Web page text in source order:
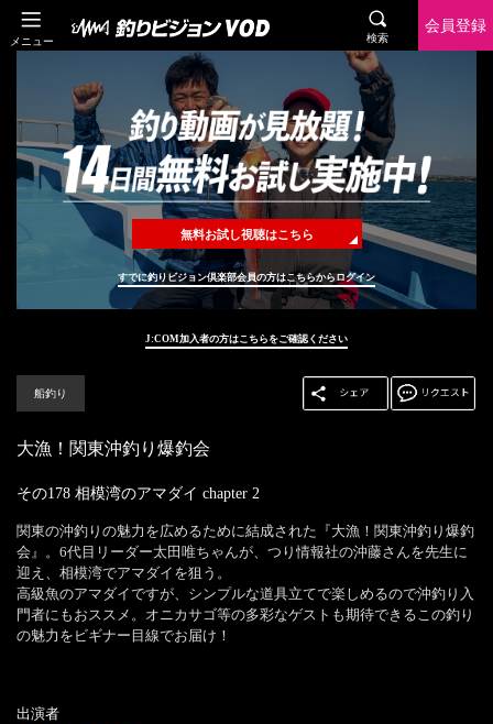
メニュー 検索
会員登録
無料お試し視聴はこちら
すでに釣りビジョン倶楽部会員の方はこちらからログイン
J:COM加入者の方はこちらをご確認ください
船釣り
大漁！関東沖釣り爆釣会
その178 相模湾のアマダイ chapter 2
関東の沖釣りの魅力を広めるために結成された『大漁！関東沖釣り爆釣
会』。6代目リーダー太田唯ちゃんが、つり情報社の沖藤さんを先生に
迎え、相模湾でアマダイを狙う。
高級魚のアマダイですが、シンプルな道具立てで楽しめるので沖釣り入
門者にもおススメ。オニカサゴ等の多彩なゲストも期待できるこの釣り
の魅力をビギナー目線でお届け！
出演者